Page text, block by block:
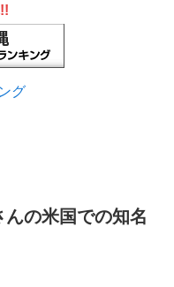
グ
んの米国での知名